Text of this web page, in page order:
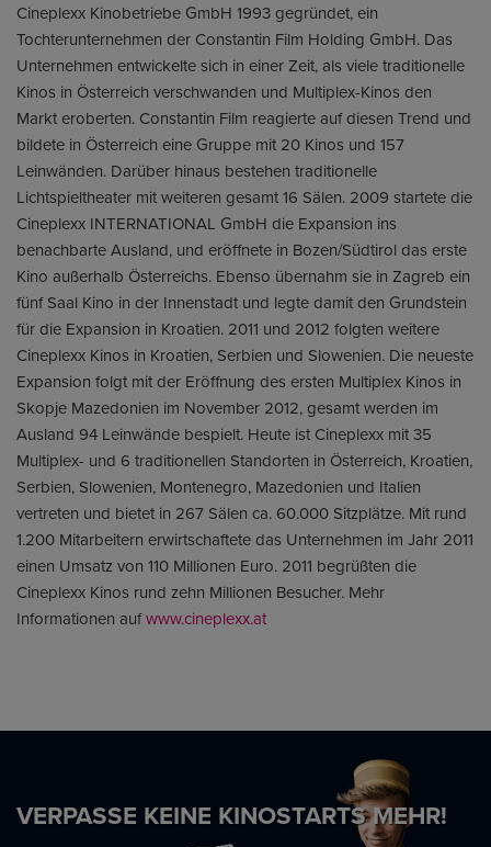
Cineplexx Kinobetriebe GmbH 1993 gegründet, ein
Tochterunternehmen der Constantin Film Holding GmbH. Das
Unternehmen entwickelte sich in einer Zeit, als viele traditionelle
Kinos in Österreich verschwanden und Multiplex-Kinos den
Markt eroberten. Constantin Film reagierte auf diesen Trend und
bildete in Österreich eine Gruppe mit 20 Kinos und 157
Leinwänden. Darüber hinaus bestehen traditionelle
Lichtspieltheater mit weiteren gesamt 16 Sälen. 2009 startete die
Cineplexx INTERNATIONAL GmbH die Expansion ins
benachbarte Ausland, und eröffnete in Bozen/Südtirol das erste
Kino außerhalb Österreichs. Ebenso übernahm sie in Zagreb ein
fünf Saal Kino in der Innenstadt und legte damit den Grundstein
für die Expansion in Kroatien. 2011 und 2012 folgten weitere
Cineplexx Kinos in Kroatien, Serbien und Slowenien. Die neueste
Expansion folgt mit der Eröffnung des ersten Multiplex Kinos in
Skopje Mazedonien im November 2012, gesamt werden im
Ausland 94 Leinwände bespielt. Heute ist Cineplexx mit 35
Multiplex- und 6 traditionellen Standorten in Österreich, Kroatien,
Serbien, Slowenien, Montenegro, Mazedonien und Italien
vertreten und bietet in 267 Sälen ca. 60.000 Sitzplätze. Mit rund
1.200 Mitarbeitern erwirtschaftete das Unternehmen im Jahr 2011
einen Umsatz von 110 Millionen Euro. 2011 begrüßten die
Cineplexx Kinos rund zehn Millionen Besucher. Mehr
Informationen aufwww.cineplexx.at
VERPASSE KEINE KINOSTARTS MEHR!